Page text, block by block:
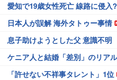
愛知で19歳女性死亡 線路に侵入?
日本人が誤解 海外タトゥー事情
息子助けようとした父 意識不明
ケニア人と結婚「差別」のリアル
「許せない不祥事タレント」1位